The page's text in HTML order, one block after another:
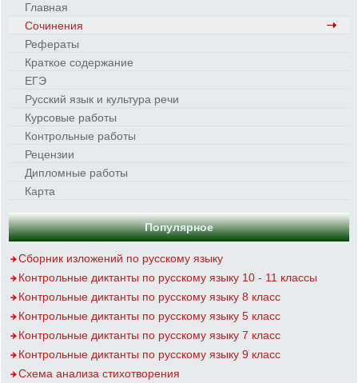
Главная
Сочинения
Рефераты
Краткое содержание
ЕГЭ
Русский язык и культура речи
Курсовые работы
Контрольные работы
Рецензии
Дипломные работы
Карта
Популярное
Сборник изложений по русскому языку
Контрольные диктанты по русскому языку 10 - 11 классы
Контрольные диктанты по русскому языку 8 класс
Контрольные диктанты по русскому языку 5 класс
Контрольные диктанты по русскому языку 7 класс
Контрольные диктанты по русскому языку 9 класс
Схема анализа стихотворения